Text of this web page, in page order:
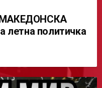
летна политичка